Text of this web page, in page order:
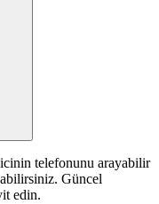
telefonunu arayabilir
Güncel
edin.